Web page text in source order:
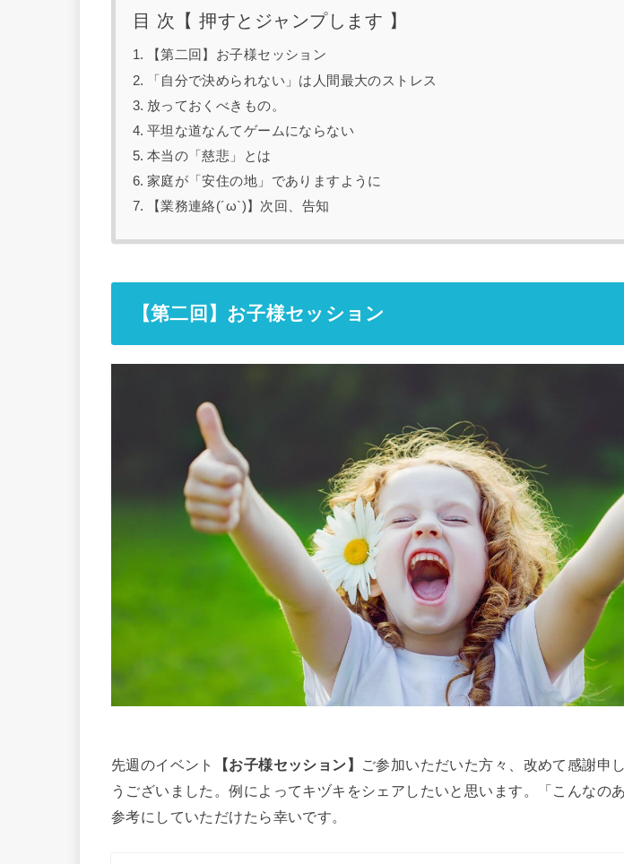
目 次【 押すとジャンプします 】
【第二回】お子様セッション
「自分で決められない」は人間最大のストレス
放っておくべきもの。
平坦な道なんてゲームにならない
本当の「慈悲」とは
家庭が「安住の地」でありますように
【業務連絡(´ω`)】次回、告知
【第二回】お子様セッション
先週のイベント 【お子様セッション】
ご参加いただいた方々、改めて感謝申
うございました。例によってキヅキをシェアしたいと思います。「こんなの
参考にしていただけたら幸いです。